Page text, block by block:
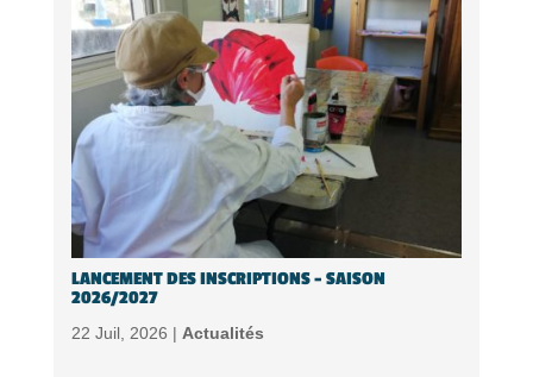
LANCEMENT DES INSCRIPTIONS – SAISON
2026/2027
22 Juil, 2026 | Actualités